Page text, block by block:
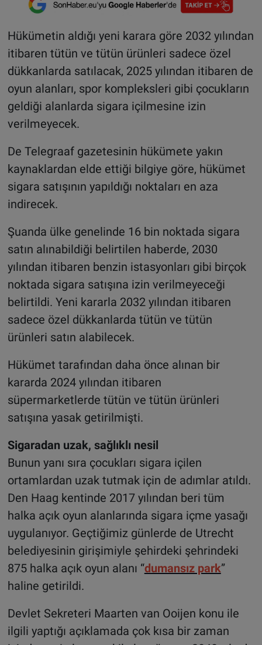
Hükümetin aldığı yeni karara göre 2032 yılından
itibaren tütün ve tütün ürünleri sadece özel
dükkanlarda satılacak, 2025 yılından itibaren de
oyun alanları, spor kompleksleri gibi çocukların
geldiği alanlarda sigara içilmesine izin
verilmeyecek.
De Telegraaf gazetesinin hükümete yakın
kaynaklardan elde ettiği bilgiye göre, hükümet
sigara satışının yapıldığı noktaları en aza
indirecek.
Şuanda ülke genelinde 16 bin noktada sigara
satın alınabildiği belirtilen haberde, 2030
yılından itibaren benzin istasyonları gibi birçok
noktada sigara satışına izin verilmeyeceği
belirtildi. Yeni kararla 2032 yılından itibaren
sadece özel dükkanlarda tütün ve tütün
ürünleri satın alabilecek.
Hükümet tarafından daha önce alınan bir
kararda 2024 yılından itibaren
süpermarketlerde tütün ve tütün ürünleri
satışına yasak getirilmişti.
Sigaradan uzak, sağlıklı nesil
Bunun yanı sıra çocukları sigara içilen
ortamlardan uzak tutmak için de adımlar atıldı.
Den Haag kentinde 2017 yılından beri tüm
halka açık oyun alanlarında sigara içme yasağı
uygulanıyor. Geçtiğimiz günlerde de Utrecht
belediyesinin girişimiyle şehirdeki şehrindeki
875 halka açık oyun alanı “dumansız park”
haline getirildi.
Devlet Sekreteri Maarten van Ooijen konu ile
ilgili yaptığı açıklamada çok kısa bir zaman